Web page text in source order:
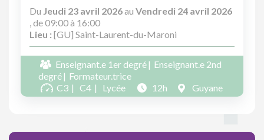
Du Jeudi 23 avril 2026au Vendredi 24 avril 2026
, de 09:00 à 16:00
Lieu : [GU] Saint-Laurent-du-Maroni
Enseignant.e 1er degré
Enseignant.e 2nd
degré
Formateur.trice
C3
C4 Lycée 12h Guyane